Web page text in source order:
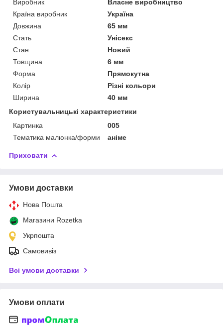
Виробник
Власне виробництво
Країна виробник
Україна
Довжина
65 мм
Стать
Унісекс
Стан
Новий
Товщина
6 мм
Форма
Прямокутна
Колір
Різні кольори
Ширина
40 мм
Користувальницькі характеристики
Картинка
005
Тематика малюнка/форми
аніме
Приховати
Умови доставки
Нова Пошта
Магазини Rozetka
Укрпошта
Самовивіз
Всі умови доставки
Умови оплати